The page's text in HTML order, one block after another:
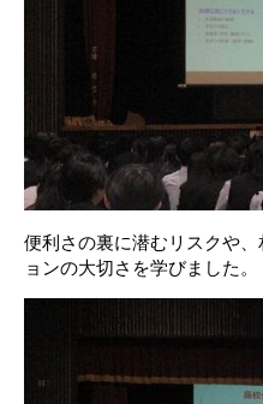
便利さの裏に潜むリスクや
ョンの大切さを学びました。